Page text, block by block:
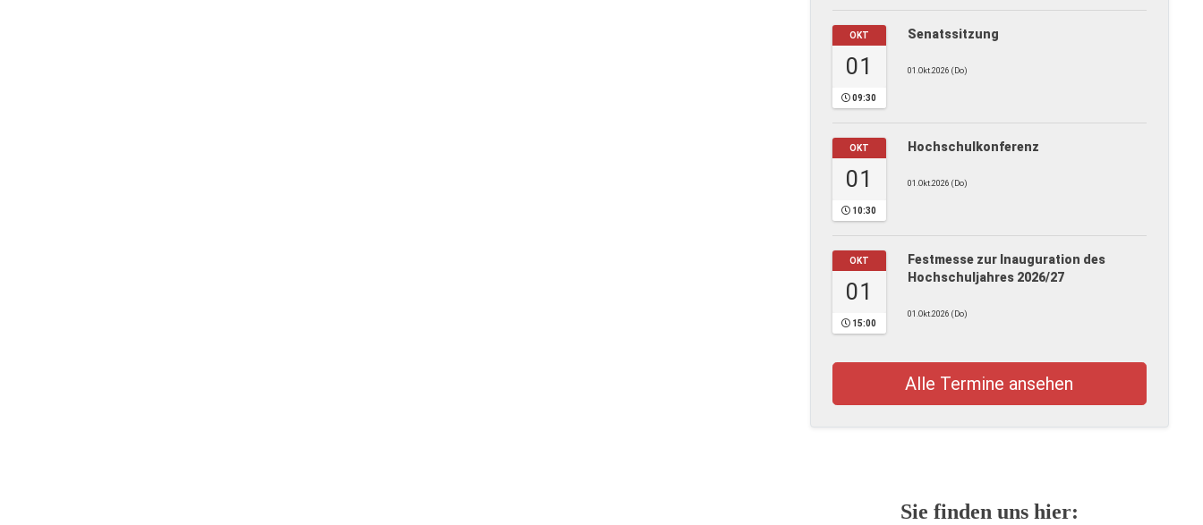
OKT
01
09:30
Senatssitzung
01.Okt.2026 (Do)
OKT
01
10:30
Hochschulkonferenz
01.Okt.2026 (Do)
OKT
01
15:00
Festmesse zur Inauguration des
Hochschuljahres 2026/27
01.Okt.2026 (Do)
Alle Termine ansehen
Sie finden uns hier: